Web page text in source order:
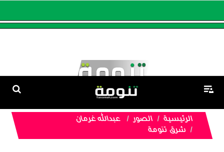
الرئيسية الصور
عبدالله غرمان
شرق تنومة